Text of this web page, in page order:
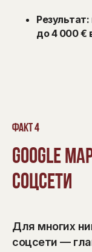
до 4 000 €
Факт 4
Google
соцсети
Для многих
соцсети —